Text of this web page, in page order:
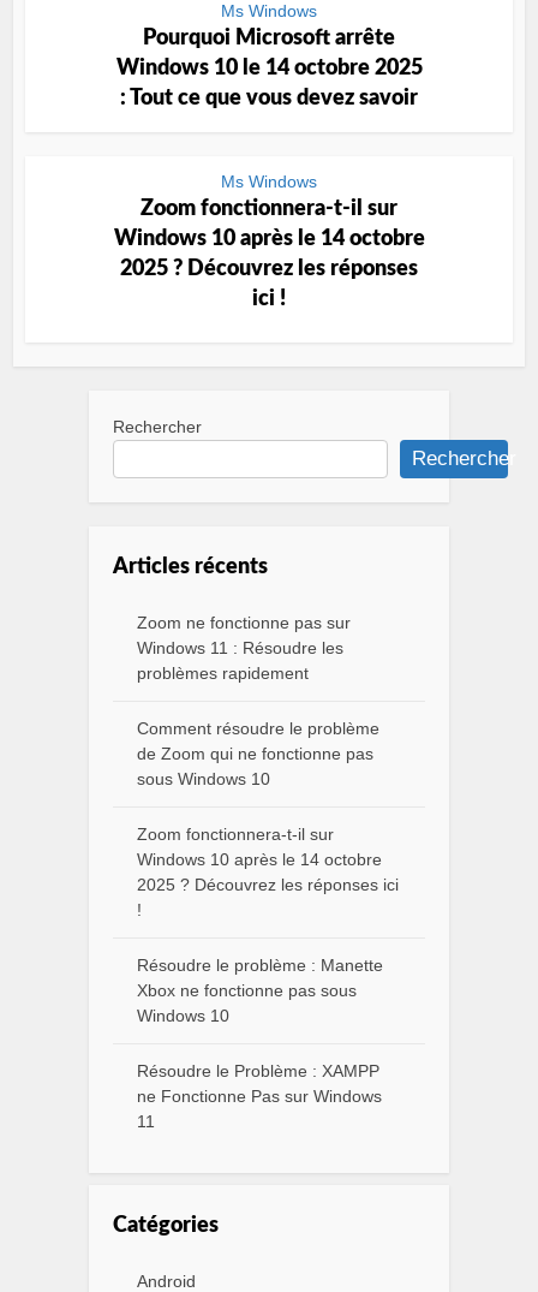
Ms Windows
Pourquoi Microsoft arrête
Windows 10 le 14 octobre 2025
: Tout ce que vous devez savoir
Ms Windows
Zoom fonctionnera-t-il sur
Windows 10 après le 14 octobre
2025 ? Découvrez les réponses
ici !
Rechercher
Rechercher
Articles récents
Zoom ne fonctionne pas sur
Windows 11 : Résoudre les
problèmes rapidement
Comment résoudre le problème
de Zoom qui ne fonctionne pas
sous Windows 10
Zoom fonctionnera-t-il sur
Windows 10 après le 14 octobre
2025 ? Découvrez les réponses ici
!
Résoudre le problème : Manette
Xbox ne fonctionne pas sous
Windows 10
Résoudre le Problème : XAMPP
ne Fonctionne Pas sur Windows
11
Catégories
Android